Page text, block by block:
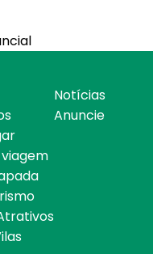
Notícias
Anuncie